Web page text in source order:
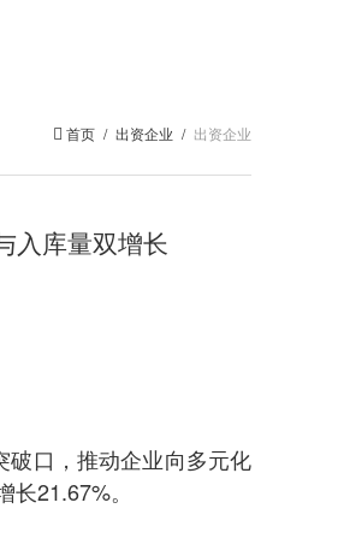
首页 / 出资企业 / 出资企业
入库量双增长
破口，推动企业向多元化
21.67%。